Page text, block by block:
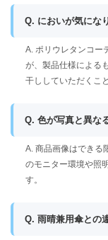
Q. においが気にな
A. ポリウレタンコー
が、製品仕様による
干ししていただくこ
Q. 色が写真と異な
A. 商品画像はできる
のモニター環境や照
す。
Q. 雨晴兼用傘との